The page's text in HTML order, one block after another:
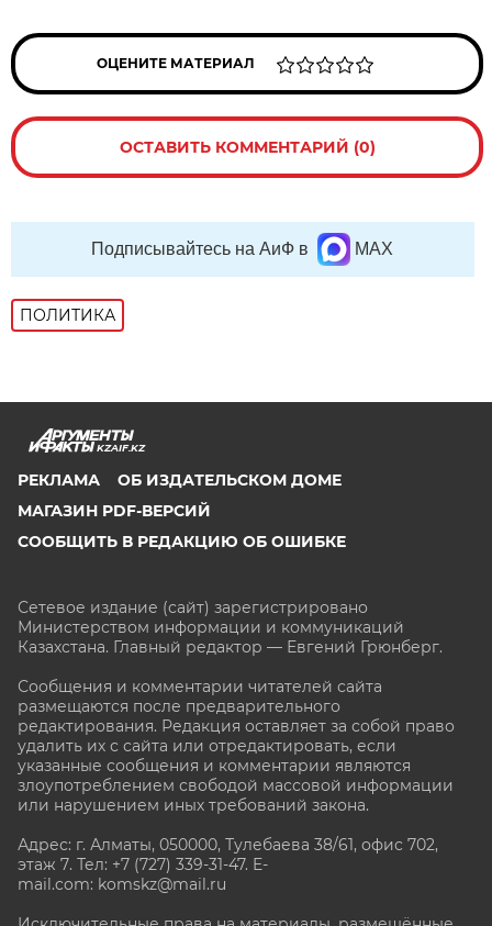
Первый День фронтовой авиации отмечают на
авиационных базах по всей стране:
военнослужащих и ветеранов поздравляют на
торжественных мероприятиях, к памятникам
героям‑авиаторам возлагают цветы. На встречах
летчики рассказывают молодым
военнослужащим о традициях фронтовой
частью ее истории.
Подписывайтесь на наш
иTelegram
ОСТАВИТЬ КОММЕНТАРИЙ (0)
Подписывайтесь на АиФ в
ПОЛИТИКА
KZAIF.KZ
РЕКЛАМА
ОБ ИЗДАТЕЛЬСКОМ ДОМЕ
МАГАЗИН PDF-ВЕРСИЙ
Сетевое издание (сайт) зарегистрировано
Министерством информации и коммуникаций